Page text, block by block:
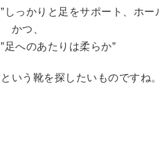
”しっかりと足をサポート、ホー
かつ、
”足へのあたりは柔らか”
という靴を探したいものですね。